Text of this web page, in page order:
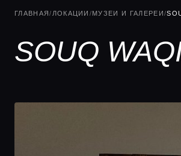
ГЛАВНАЯ/ ЛОКАЦИИ /МУЗЕИ И ГАЛЕРЕИ/
SOUQ